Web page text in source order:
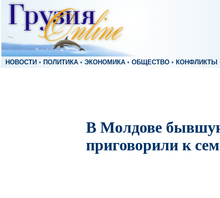
НОВОСТИ • ПОЛИТИКА • ЭКОНОМИКА • ОБЩЕСТВО • КОНФЛИКТЫ
В Молдове
приговорили к